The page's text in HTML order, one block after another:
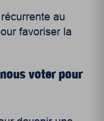
au
favoriser la
voter pour